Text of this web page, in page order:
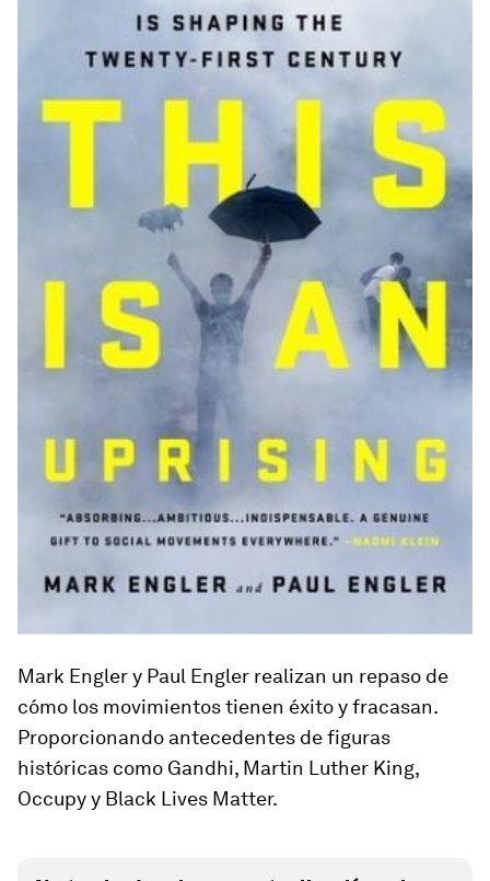
Mark Engler y Paul Engler realizan un repaso de
cómo los movimientos tienen éxito y fracasan.
Proporcionando antecedentes de figuras
históricas como Gandhi, Martin Luther King,
Occupy y Black Lives Matter.